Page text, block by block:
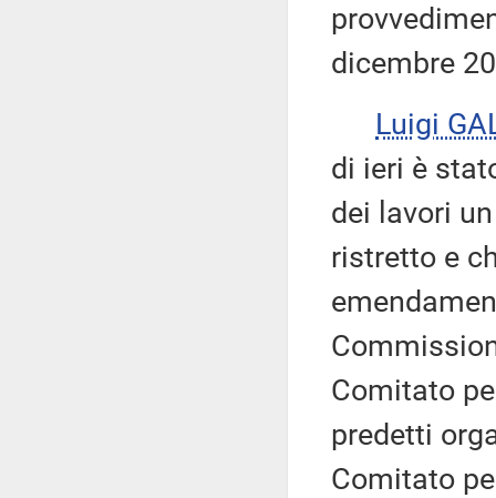
dicembre
Luigi
di ieri è
dei lavori
ristretto e
Comitato
predetti
Comitato